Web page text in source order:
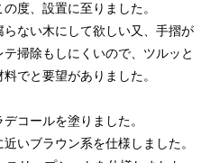
度、設置に至りました。
ない木にして欲しい又、手摺が
掃除もしにくいので、ツルッと
でと要望がありました。
コールを塗りました。
いブラウン系を仕様しました。